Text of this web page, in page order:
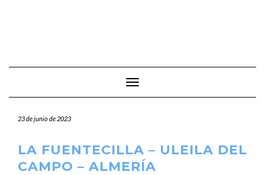
Cambiar modo de navegación
23 de junio de 2023
LA FUENTECILLA – ULEILA DEL
CAMPO – ALMERÍA